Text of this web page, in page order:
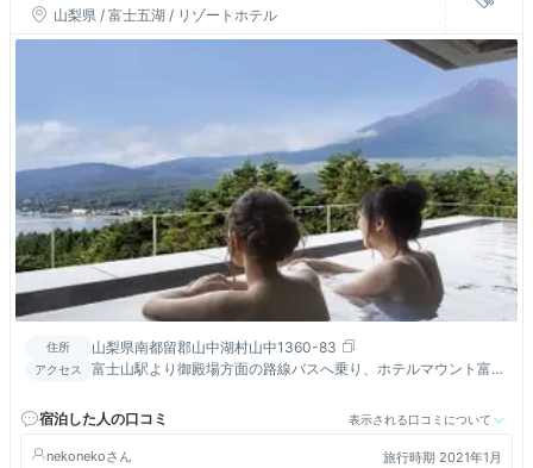
山梨県 / 富士五湖 / リゾートホテル
住所 山梨県南都留郡山中湖村山中1360-83
アクセス
富士山駅より御殿場方面の路線バスへ乗り、ホテルマウント富士
宿泊した人の口コミ
表示される口コミについて
nekoneko 旅行時期 2021年1月